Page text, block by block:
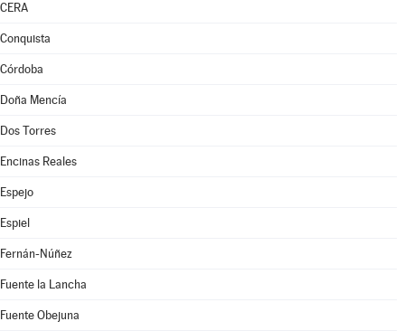
CERA
Conquista
Córdoba
Doña Mencía
Dos Torres
Encinas Reales
Espejo
Espiel
Fernán-Núñez
Fuente la Lancha
Fuente Obejuna